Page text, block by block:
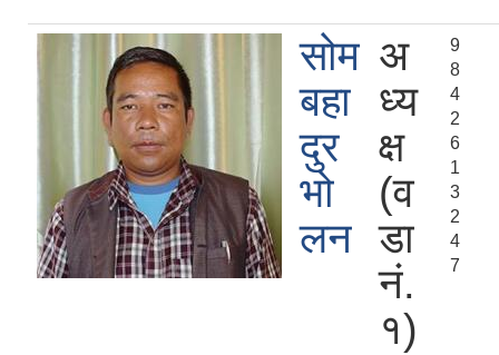
सोम
बहा
दुर
भो
लन
अ
ध्य
क्ष
(व
डा
नं.
१)
9
8
4
2
6
1
3
2
4
7